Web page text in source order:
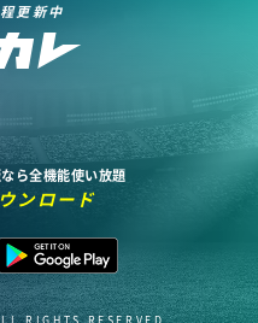
更新中
ら全機能使い放題
ンロード